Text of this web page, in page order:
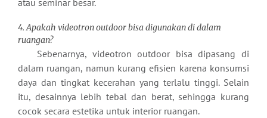
4. Apakah videotron outdoor bisa digunakan di dalam
ruangan?
Sebenarnya, videotron outdoor bisa dipasang di
dalam ruangan, namun kurang efisien karena konsumsi
daya dan tingkat kecerahan yang terlalu tinggi. Selain
itu, desainnya lebih tebal dan berat, sehingga kurang
cocok secara estetika untuk interior ruangan.